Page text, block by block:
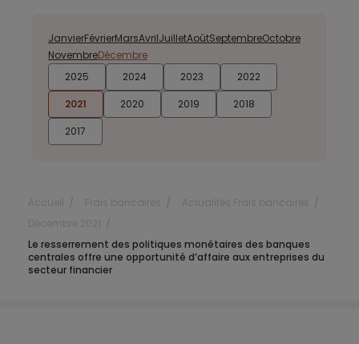
2025 2024 2023
2022
2021
2020 2019
2018
2017
JanvierFévrierMarsAvrilJuilletAoûtSeptembreOctobre
NovembreDécembre
Le resserrement des politiques monétaires des banques
centrales offre une opportunité d’affaire aux entreprises du
secteur financier